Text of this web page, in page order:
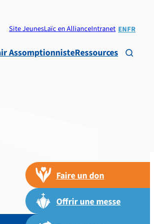
Site JeunesLaïc en AllianceIntranet ENFR
AssomptionnisteRessources 
Faire un don
Offrir une messe